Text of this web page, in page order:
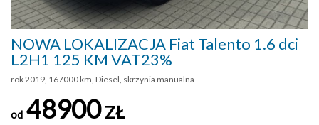
NOWA LOKALIZACJA Fiat Talento 1.6 dci
L2H1 125 KM VAT23%
rok 2019, 167000 km, Diesel, skrzynia manualna
od 48900ZŁ